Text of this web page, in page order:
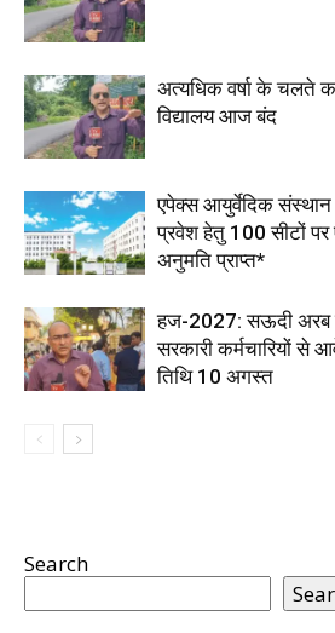
अत्यधिक वर्षा के चलते
विद्यालय आज बंद
एपेक्स आयुर्वेदिक संस्थान
प्रवेश हेतु 100 सीटों
अनुमति प्राप्त*
हज-2027: सऊदी अरब
सरकारी कर्मचारियों
तिथि 10 अगस्त
Search